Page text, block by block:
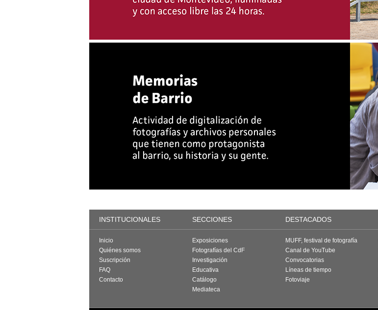
INSTITUCIONALES SECCIONES DESTACADOS
Inicio
Quiénes somos
Suscripción
FAQ
Contacto
Exposiciones
Fotografías del CdF
Investigación
Educativa
Catálogo
Mediateca
MUFF, festival de fotografía
Canal de YouTube
Convocatorias
Líneas de tiempo
Fotoviaje